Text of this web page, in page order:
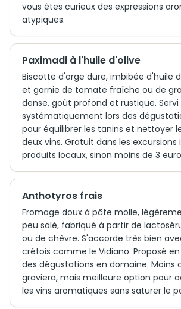
vous êtes curieux des expressions
atypiques.
Paximadi à l'huile d'olive
Biscotte d'orge dure, imbibée d'huile
et garnie de tomate fraîche ou de
dense, goût profond et rustique. Servi
systématiquement lors des
pour équilibrer les tanins et nettoyer
deux vins. Gratuit dans les excursions
produits locaux, sinon moins de 3
Anthotyros frais
Fromage doux à pâte molle,
peu salé, fabriqué à partir de
ou de chèvre. S'accorde très bien
crétois comme le Vidiano. Proposé
des dégustations en domaine. Moins
graviera, mais meilleure option pour
les vins aromatiques sans saturer le